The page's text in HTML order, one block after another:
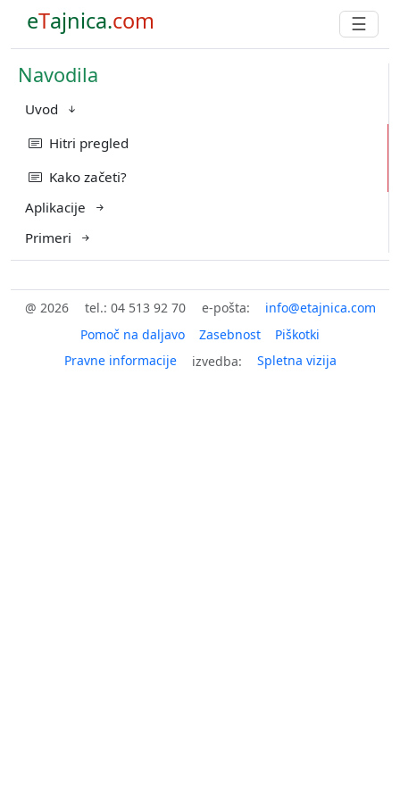
eTajnica.com ☰
Navodila
Uvod
Hitri pregled
Kako začeti?
Aplikacije
Primeri
@ 2026 tel.: 04 513 92 70
e-pošta:
Pomoč na daljavo
Zasebnost
Piškotki
Pravne informacije
izvedba: Spletna vizija